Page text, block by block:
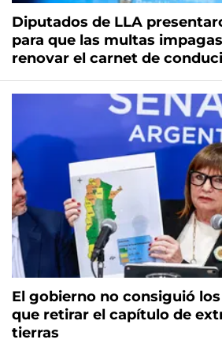
Diputados de LLA
para que las multas
renovar el carnet de
El gobierno no consiguió
que retirar el capítulo de
tierras